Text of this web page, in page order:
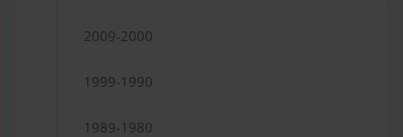
2009-2000
1999-1990
1989-1980